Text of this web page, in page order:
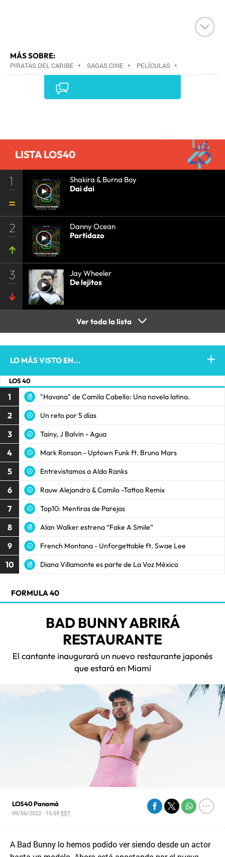
MÁS SOBRE:
PIRATAS DEL CARIBE • SAGAS CINE • PELÍCULAS •
LISTA LOS40
1
Shakira & Burna Boy
Dai dai
2
Danny Ocean
Partidazo
3
Jay Wheeler
De lejitos
Ver toda la lista
LO MÁS VISTO EN...
LOS 40
1 "Havana" de Camila Cabello: Una novela latina.
2 Un reto por 5 días
3 Tainy, J Balvin - Agua
4 Mark Ronson - Uptown Funk ft. Bruno Mars
5 Entrevistamos a Aldo Ranks
6 Rauw Alejandro & Camilo -Tattoo Remix
7 Top10: Mentiras de Parejas
8 Alan Walker estrena “Fake A Smile”
9 French Montana - Unforgettable ft. Swae Lee
10 Diana Villamonte es parte de La Voz México
FORMULA 40
BAD BUNNY ABRIRÁ
RESTAURANTE
El cantante inaugurará un nuevo restaurante japonés
que estará en Miami
LOS40 Panamá
09/06/2022 - 15:59 EST
A Bad Bunny lo hemos podido ver siendo desde un actor